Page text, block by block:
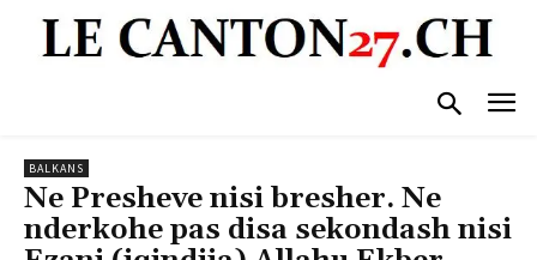
BALKANS
Ne Presheve nisi bresher. Ne
nderkohe pas disa sekondash nisi